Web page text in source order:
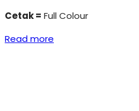
Cetak = Full Colour
Read more